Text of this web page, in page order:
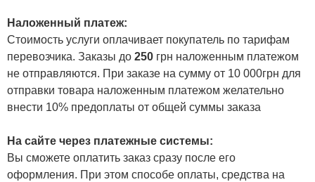
Наложенный платеж:
Стоимость услуги оплачивает покупатель по тарифам
перевозчика. Заказы до 250 грн наложенным платежом
не отправляются. При заказе на сумму от 10 000грн для
отправки товара наложенным платежом желательно
внести 10% предоплаты от общей суммы заказа
На сайте через платежные системы:
Вы сможете оплатить заказ сразу после его
оформления. При этом способе оплаты, средства на